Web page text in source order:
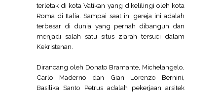
terletak di kota Vatikan yang dikelilingi oleh kota
Roma di Italia. Sampai saat ini gereja ini adalah
terbesar di dunia yang pernah dibangun dan
menjadi salah satu situs ziarah tersuci dalam
Kekristenan.
Dirancang oleh Donato Bramante, Michelangelo,
Carlo Maderno dan Gian Lorenzo Bernini,
Basilika Santo Petrus adalah pekerjaan arsitek